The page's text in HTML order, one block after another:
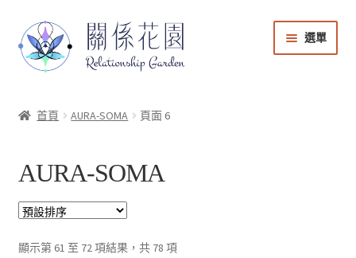
選單
會員登入
帳號與課程管理
首頁 AURA-SOMA 頁面 6
AURA-SOMA
顯示第 61 至 72 項結果，共 78 項